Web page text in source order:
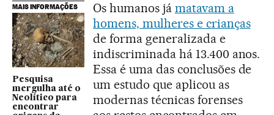
MAIS INFORMAÇÕES
Pesquisa
mergulha até o
Neolítico para
encontrar
Os humanos já matavam a
homens, mulheres e crianças
de forma generalizada e
indiscriminada há 13.400 anos.
Essa é uma das conclusões de
um estudo que aplicou as
modernas técnicas forenses